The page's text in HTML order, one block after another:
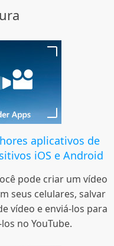
aplicativos de
iOS e Android
pode criar um vídeo
seus celulares, salvar
vídeo e enviá-los para
no YouTube.